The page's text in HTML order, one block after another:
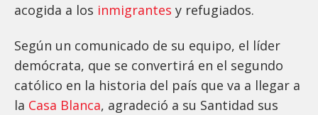
acogida a los inmigrantes y refugiados.
Según un comunicado de su equipo, el líder
demócrata, que se convertirá en el segundo
católico en la historia del país que va a llegar a
la Casa Blanca, agradeció a su Santidad sus